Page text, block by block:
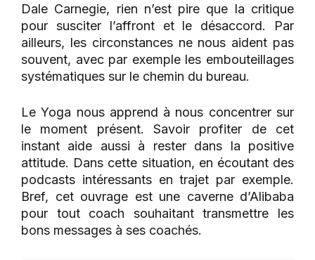
Dale Carnegie, rien n’est pire que la critique
pour susciter l’affront et le désaccord. Par
ailleurs, les circonstances ne nous aident pas
souvent, avec par exemple les embouteillages
systématiques sur le chemin du bureau.
Le Yoga nous apprend à nous concentrer sur
le moment présent. Savoir profiter de cet
instant aide aussi à rester dans la positive
attitude. Dans cette situation, en écoutant des
podcasts intéressants en trajet par exemple.
Bref, cet ouvrage est une caverne d’Alibaba
pour tout coach souhaitant transmettre les
bons messages à ses coachés.